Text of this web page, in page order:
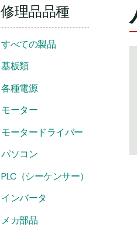
修理品品種
すべての製品
基板類
各種電源
モーター
モータードライバー
パソコン
PLC（シーケンサー）
インバータ
メカ部品